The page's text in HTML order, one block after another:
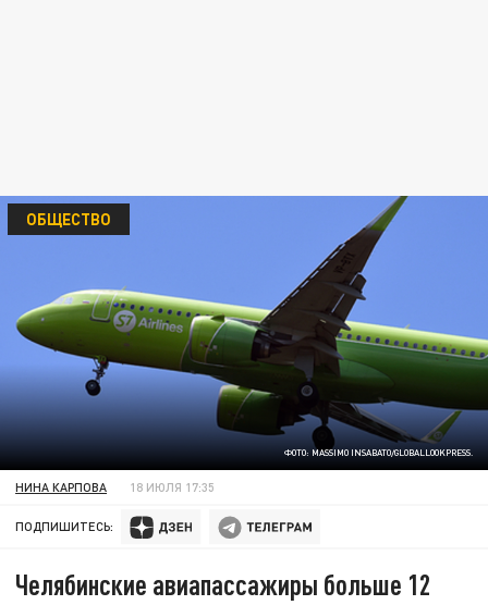
ФОТО: MASSIMO INSABATO/GLOBALLOOKPRESS.
ОБЩЕСТВО
НИНА КАРПОВА 18 ИЮЛЯ 17:35
ПОДПИШИТЕСЬ:
Челябинские авиапассажиры больше 12